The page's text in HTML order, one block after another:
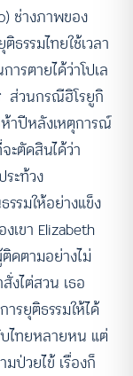
ช่างภาพของ
ธรรมไทยใช้เวลา
รตายได้ว่าโปเล
ส่วนกรณีฮิโรยูกิ
าปีหลังเหตุการณ์
ตัดสินได้ว่า
ะท้วง
รมให้อย่างแข็ง
ขา Elizabeth
ดตามอย่างไม่
งไต่สวน เธอ
รยุติธรรมให้ได้
บไทยหลายหน แต่
มป่วยไข้ เรื่องก็